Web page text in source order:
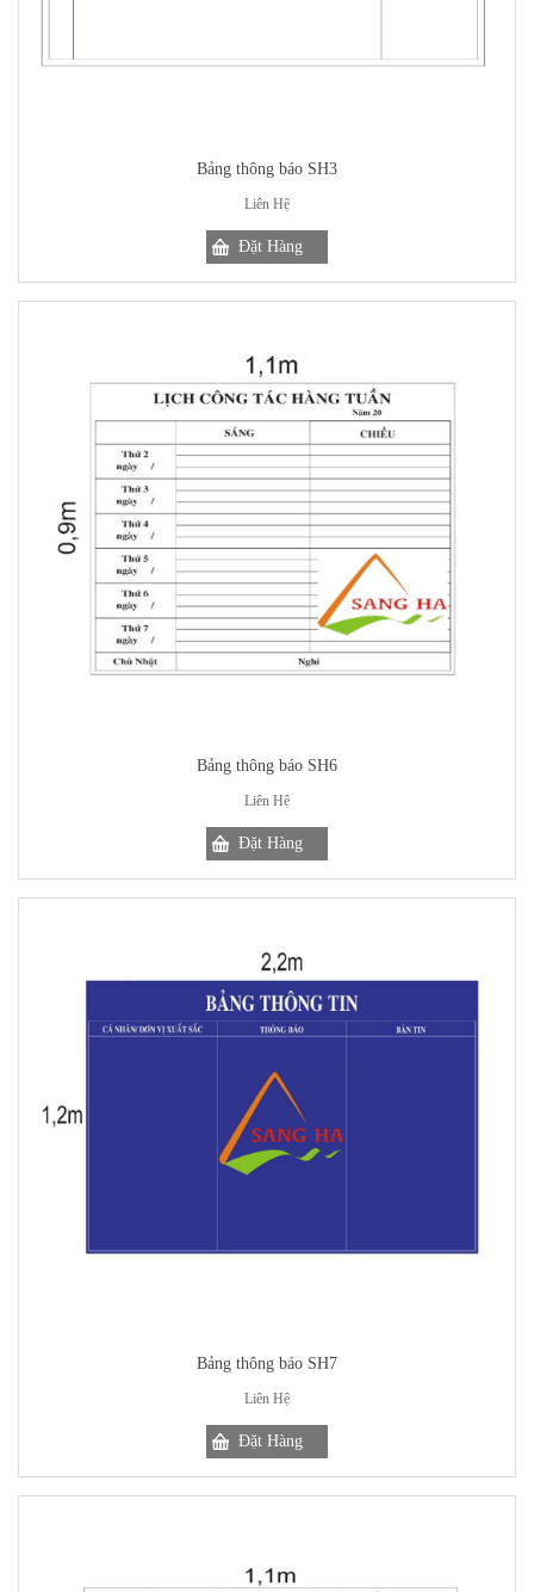
Bảng thông báo SH3
Liên Hệ
Bảng thông báo SH6
Liên Hệ
Bảng thông báo SH7
Liên Hệ